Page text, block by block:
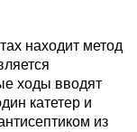
находит метод
ходы вводят
катетер и
из